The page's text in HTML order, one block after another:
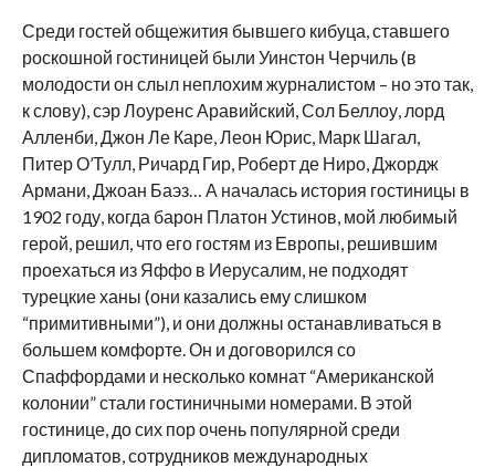
Среди гостей общежития бывшего кибуца, ставшего
роскошной гостиницей были Уинстон Черчиль (в
молодости он слыл неплохим журналистом – но это так,
к слову), сэр Лоуренс Аравийский, Сол Беллоу, лорд
Алленби, Джон Ле Каре, Леон Юрис, Марк Шагал,
Питер О’Тулл, Ричард Гир, Роберт де Ниро, Джордж
Армани, Джоан Баэз… А началась история гостиницы в
1902 году, когда барон Платон Устинов, мой любимый
герой, решил, что его гостям из Европы, решившим
проехаться из Яффо в Иерусалим, не подходят
турецкие ханы (они казались ему слишком
“примитивными”), и они должны останавливаться в
большем комфорте. Он и договорился со
Спаффордами и несколько комнат “Американской
колонии” стали гостиничными номерами. В этой
гостинице, до сих пор очень популярной среди
дипломатов, сотрудников международных